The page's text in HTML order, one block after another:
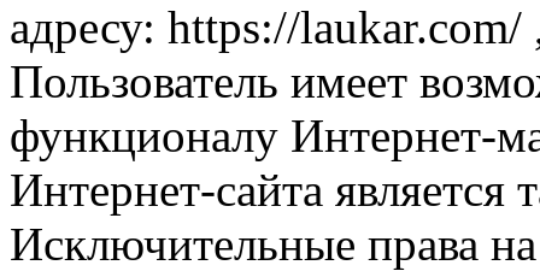
адресу: https://laukar.com/
Пользователь имеет
функционалу Интернет-
Интернет-сайта
Исключительные права